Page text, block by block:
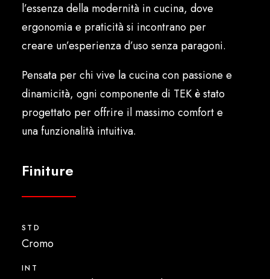
l’essenza della modernità in cucina, dove
ergonomia e praticità si incontrano per
creare un’esperienza d’uso senza paragoni.
Pensata per chi vive la cucina con passione e
dinamicità, ogni componente di TEK è stato
progettato per offrire il massimo comfort e
una funzionalità intuitiva.
Finiture
STD
Cromo
INT